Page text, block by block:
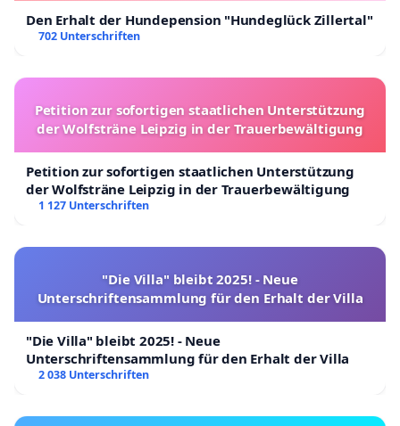
Den Erhalt der Hundepension "Hundeglück Zillertal"
702 Unterschriften
Petition zur sofortigen staatlichen Unterstützung
der Wolfsträne Leipzig in der Trauerbewältigung
Petition zur sofortigen staatlichen Unterstützung
der Wolfsträne Leipzig in der Trauerbewältigung
1 127 Unterschriften
"Die Villa" bleibt 2025! - Neue
Unterschriftensammlung für den Erhalt der Villa
"Die Villa" bleibt 2025! - Neue
Unterschriftensammlung für den Erhalt der Villa
2 038 Unterschriften